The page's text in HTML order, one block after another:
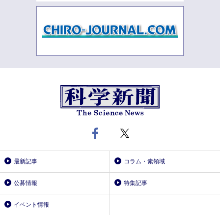
最新記事 コラム・素領域
公募情報 特集記事
イベント情報